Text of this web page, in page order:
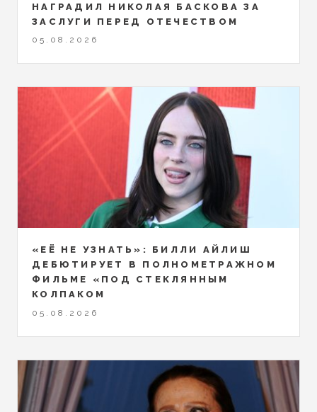
НАГРАДИЛ НИКОЛАЯ БАСКОВА ЗА
ЗАСЛУГИ ПЕРЕД ОТЕЧЕСТВОМ
05.08.2026
«ЕЁ НЕ УЗНАТЬ»: БИЛЛИ АЙЛИШ
ДЕБЮТИРУЕТ В ПОЛНОМЕТРАЖНОМ
ФИЛЬМЕ «ПОД СТЕКЛЯННЫМ
КОЛПАКОМ
05.08.2026